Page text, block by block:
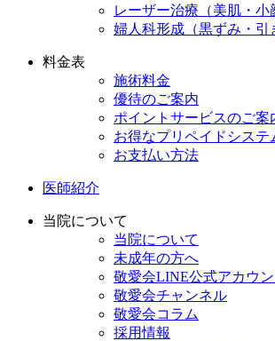
レーザー治療（美肌・小
婦人科形成（黒ずみ・引
料金表
施術料金
優待のご案内
ポイントサービスのご案
お得なプリペイドシステ
お支払い方法
医師紹介
当院について
当院について
未成年の方へ
敬愛会LINE公式アカウン
敬愛会チャンネル
敬愛会コラム
採用情報